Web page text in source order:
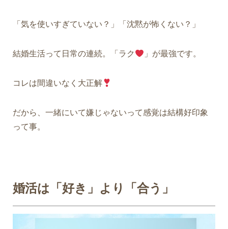
「気を使いすぎていない？」「沈黙が怖くない？」
結婚生活って日常の連続。「ラク 」が最強です。
コレは間違いなく大正解
だから、一緒にいて嫌じゃないって感覚は結構好印象
って事。
婚活は「好き」より「合う」